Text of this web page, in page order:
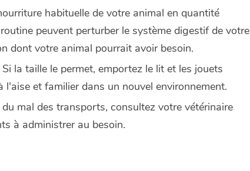
habituelle de votre animal en quantité
peuvent perturber le système digestif de votre
dont votre animal pourrait avoir besoin.
Si la taille le permet, emportez le lit et les jouets
et familier dans un nouvel environnement.
mal des transports, consultez votre vétérinaire
à administrer au besoin.